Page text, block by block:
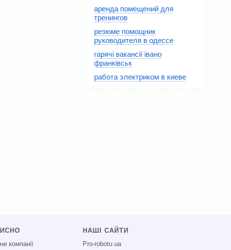
аренда помещений для
тренингов
резюме помощник
руководителя в одессе
гарячі вакансії івано
франківськ
работа электриком в киеве
компанії
НАШІ САЙТИ
Pro-robotu.ua